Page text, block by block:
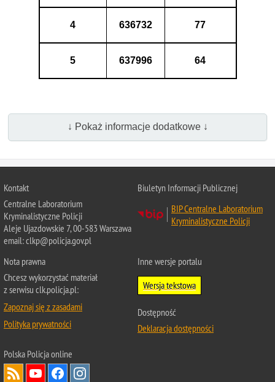
4 636732 77
5 637996 64
↓ Pokaż informacje dodatkowe ↓
Kontakt
Centralne Laboratorium
Kryminalistyczne Policji
Aleje Ujazdowskie 7, 00-583 Warszawa
email: clkp@policja.gov.pl
Biuletyn Informacji Publicznej
BIP Centralne Laboratorium
Kryminalistyczne Policji
Nota prawna
Chcesz wykorzystać materiał
z serwisu clk.policja.pl:
Zapoznaj się z zasadami
Polityka prywatności
Inne wersje portalu
Wersja tekstowa
Dostępność
Deklaracja dostępności
Polska Policjaonline